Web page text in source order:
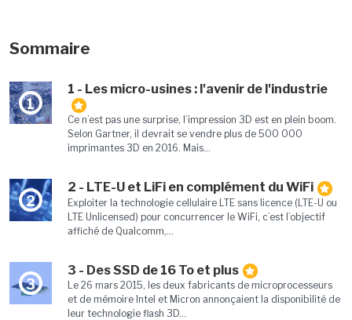
Sommaire
1
1 - Les micro-usines : l'avenir de l'industrie
Ce n’est pas une surprise, l’impression 3D est en plein boom.
Selon Gartner, il devrait se vendre plus de 500 000
imprimantes 3D en 2016. Mais...
2
2 - LTE-U et LiFi en complément du WiFi
Exploiter la technologie cellulaire LTE sans licence (LTE-U ou
LTE Unlicensed) pour concurrencer le WiFi, c’est l’objectif
affiché de Qualcomm,...
3
3 - Des SSD de 16 To et plus
Le 26 mars 2015, les deux fabricants de microprocesseurs
et de mémoire Intel et Micron annonçaient la disponibilité de
leur technologie flash 3D...